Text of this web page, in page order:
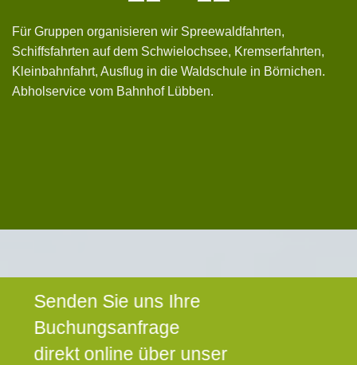
Für Gruppen organisieren wir Spreewaldfahrten,
Schiffsfahrten auf dem Schwielochsee, Kremserfahrten,
Kleinbahnfahrt, Ausflug in die Waldschule in Börnichen.
Abholservice vom Bahnhof Lübben.
Senden Sie uns Ihre
Buchungsanfrage
direkt online über unser